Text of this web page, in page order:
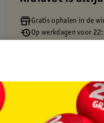
Gratis ophalen in de
Op werkdagen voor
Gratis thuisbezorgd
Gratis retourneren
Gratis punten met je